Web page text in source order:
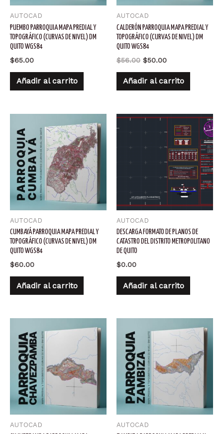
AUTOCAD
PUEMBO PARROQUIA MAPA PREDIAL Y
TOPOGRÁFICO (CURVAS DE NIVEL) DM
QUITO WGS84
$65.00
Añadir al carrito
AUTOCAD
CALDERÓN PARROQUIA MAPA PREDIAL Y
TOPOGRÁFICO (CURVAS DE NIVEL) DM
QUITO WGS84
$56.00 El
original
$50.00El
actual
Añadir al carrito
AUTOCAD
CUMBAYÁ PARROQUIA MAPA PREDIAL Y
TOPOGRÁFICO (CURVAS DE NIVEL) DM
QUITO WGS84
$60.00
Añadir al carrito
AUTOCAD
DESCARGA FORMATO DE PLANOS DE
CATASTRO DEL DISTRITO METROPOLITANO
DE QUITO
$0.00
Añadir al carrito
AUTOCAD AUTOCAD